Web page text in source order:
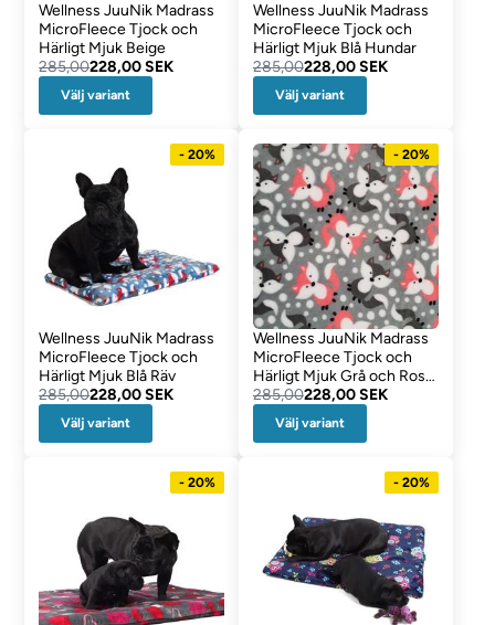
Wellness JuuNik Madrass
MicroFleece Tjock och
Härligt Mjuk Beige
285,00228,00 SEK
Välj variant
Wellness JuuNik Madrass
MicroFleece Tjock och
Härligt Mjuk Blå Hundar
285,00228,00 SEK
Välj variant
- 20%
Wellness JuuNik Madrass
MicroFleece Tjock och
Härligt Mjuk Blå Räv
285,00228,00 SEK
Välj variant
- 20%
Wellness JuuNik Madrass
MicroFleece Tjock och
Härligt Mjuk Grå och Rosa
Räv
285,00228,00 SEK
Välj variant
- 20% - 20%